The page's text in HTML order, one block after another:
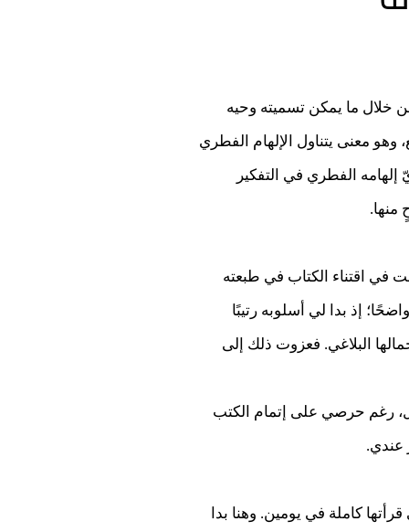
خلال ما يمكن تسميته وحيه
وهو معنى يتناول الإلهام الفطري
إلهامه الفطري في التفكير
منها.
في اقتناء الكتاب في طبعته
إذ بدا لي أسلوبه رتيبًا
البلاغي. فعزوت ذلك إلى
رغم حرصي على إتمام الكتب
عندي.
كاملة في يومين. وهنا بدا